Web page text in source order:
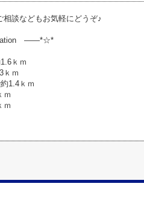
相談などもお気軽にどうぞ♪
――*☆*
ｋｍ
ｋｍ
1.4ｋｍ
ｍ
ｍ